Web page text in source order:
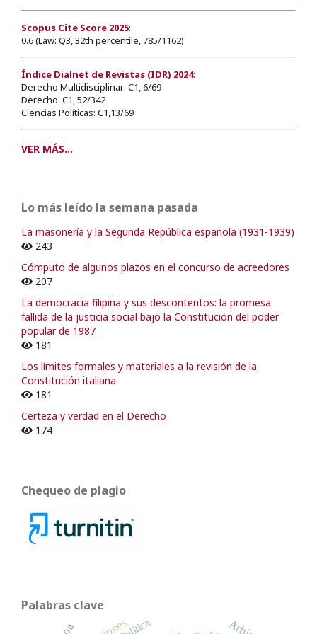
Scopus Cite Score 2025:
0.6 (Law: Q3, 32th percentile, 785/1162)
Índice Dialnet de Revistas (IDR) 2024:
Derecho Multidisciplinar: C1, 6/69
Derecho: C1, 52/342
Ciencias Políticas: C1,13/69
VER MÁS...
Lo más leído la semana pasada
La masonería y la Segunda República española (1931-1939)
243
Cómputo de algunos plazos en el concurso de acreedores
207
La democracia filipina y sus descontentos: la promesa
fallida de la justicia social bajo la Constitución del poder
popular de 1987
181
Los límites formales y materiales a la revisión de la
Constitución italiana
181
Certeza y verdad en el Derecho
174
Chequeo de plagio
Palabras clave